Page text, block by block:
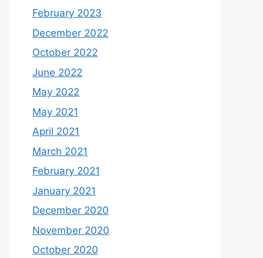
February 2023
December 2022
October 2022
June 2022
May 2022
May 2021
April 2021
March 2021
February 2021
January 2021
December 2020
November 2020
October 2020